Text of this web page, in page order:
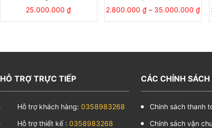
25.000.000₫ 2.800.000₫ – 35.000.000₫
HỖ TRỢ TRỰC TIẾP
Hỗ trợ khách hàng: 0358983268
Hỗ trợ thiết kế : 0358983268
CÁC CHÍNH SÁCH
Chính sách thanh
Chính sách vận